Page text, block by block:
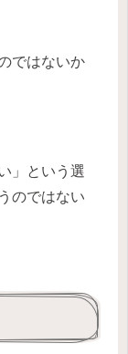
ではないか
」という選
のではない